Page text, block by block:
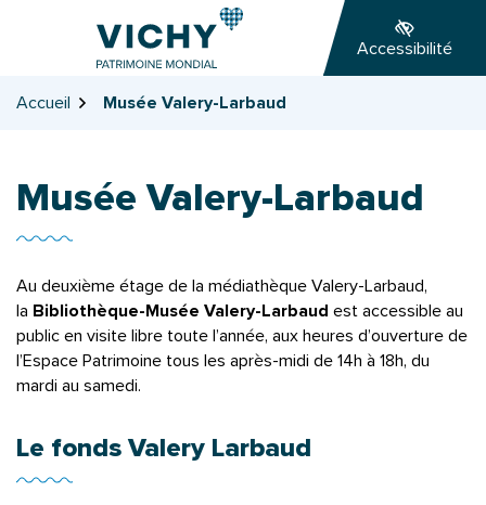
page
Accessibilité
Accueil Musée Valery-Larbaud
Musée Valery-Larbaud
Au deuxième étage de la médiathèque Valery-Larbaud,
la Bibliothèque-Musée Valery-Larbaud est accessible au
public en visite libre toute l’année, aux heures d’ouverture de
l’Espace Patrimoine tous les après-midi de 14h à 18h, du
mardi au samedi.
Le fonds Valery Larbaud